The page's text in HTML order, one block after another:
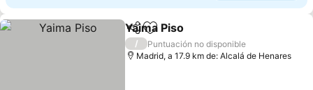
Compartir
Agregar a favoritos
Yaima Piso
/
Puntuación no disponible
Madrid, a 17.9 km de: Alcalá de Henares